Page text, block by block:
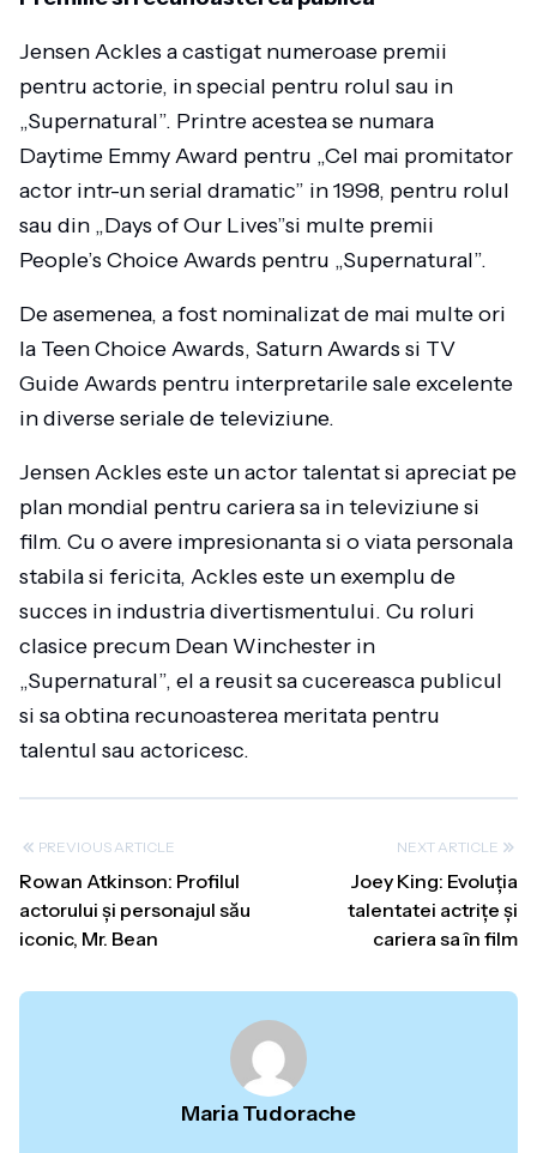
Jensen Ackles a castigat numeroase premii
pentru actorie, in special pentru rolul sau in
„Supernatural”. Printre acestea se numara
Daytime Emmy Award pentru „Cel mai promitator
actor intr-un serial dramatic” in 1998, pentru rolul
sau din „Days of Our Lives”si multe premii
People’s Choice Awards pentru „Supernatural”.
De asemenea, a fost nominalizat de mai multe ori
la Teen Choice Awards, Saturn Awards si TV
Guide Awards pentru interpretarile sale excelente
in diverse seriale de televiziune.
Jensen Ackles este un actor talentat si apreciat pe
plan mondial pentru cariera sa in televiziune si
film. Cu o avere impresionanta si o viata personala
stabila si fericita, Ackles este un exemplu de
succes in industria divertismentului. Cu roluri
clasice precum Dean Winchester in
„Supernatural”, el a reusit sa cucereasca publicul
si sa obtina recunoasterea meritata pentru
talentul sau actoricesc.
PREVIOUS ARTICLE
Rowan Atkinson: Profilul
actorului și personajul său
iconic, Mr. Bean
NEXT ARTICLE
Joey King: Evoluția
talentatei actrițe și
cariera sa în film
Maria Tudorache